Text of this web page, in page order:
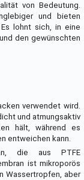
von Bedeutung.
und bieten
lohnt sich, in eine
den gewünschten
verwendet wird.
und atmungsaktiv
hält, während es
entweichen kann.
die aus PTFE
ist mikroporös
Wassertropfen, aber